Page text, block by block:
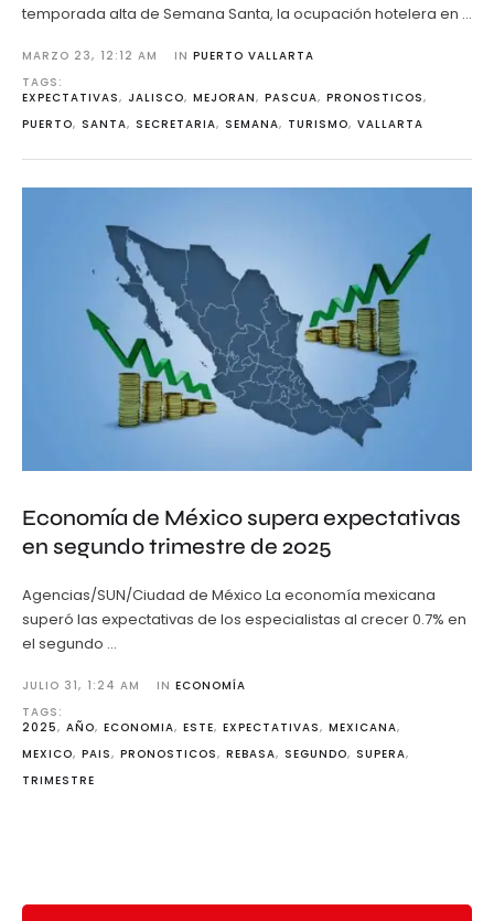
temporada alta de Semana Santa, la ocupación hotelera en …
MARZO 23, 12:12 AM IN PUERTO VALLARTA
TAGS:
EXPECTATIVAS, JALISCO, MEJORAN, PASCUA, PRONOSTICOS,
PUERTO, SANTA, SECRETARIA, SEMANA, TURISMO, VALLARTA
Economía de México supera expectativas
en segundo trimestre de 2025
Agencias/SUN/Ciudad de México La economía mexicana
superó las expectativas de los especialistas al crecer 0.7% en
el segundo …
JULIO 31, 1:24 AM IN ECONOMÍA
TAGS:
2025, AÑO, ECONOMIA, ESTE, EXPECTATIVAS, MEXICANA,
MEXICO, PAIS, PRONOSTICOS, REBASA, SEGUNDO, SUPERA,
TRIMESTRE